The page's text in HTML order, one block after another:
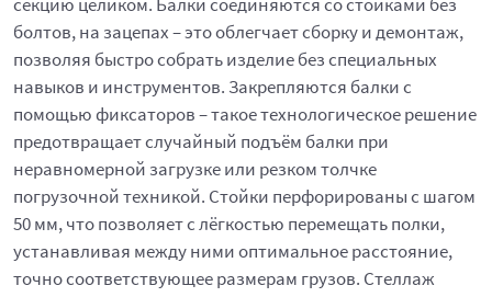
болтов, на зацепах – это облегчает сборку и демонтаж,
позволяя быстро собрать изделие без специальных
навыков и инструментов. Закрепляются балки с
помощью фиксаторов – такое технологическое решение
предотвращает случайный подъём балки при
неравномерной загрузке или резком толчке
погрузочной техникой. Стойки перфорированы с шагом
50 мм, что позволяет с лёгкостью перемещать полки,
устанавливая между ними оптимальное расстояние,
точно соответствующее размерам грузов. Стеллаж